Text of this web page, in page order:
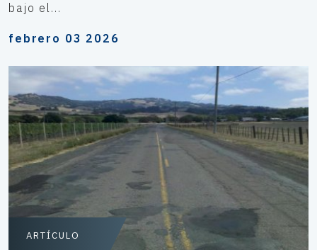
bajo el...
febrero 03 2026
ARTÍCULO